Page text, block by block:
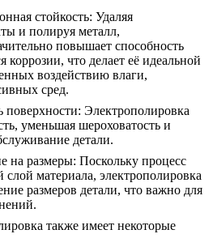
стойкость: Удаляя
и полируя металл,
повышает способность
коррозии, что делает её идеальной
воздействию влаги,
сред.
поверхности: Электрополировка
уменьшая шероховатость и
детали.
на размеры: Поскольку процесс
слой материала, электрополировка
размеров детали, что важно для
также имеет некоторые